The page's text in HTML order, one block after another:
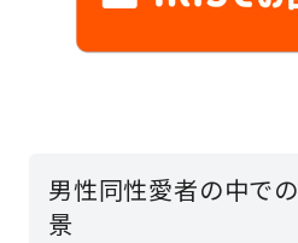
男性同性愛者の中で
景